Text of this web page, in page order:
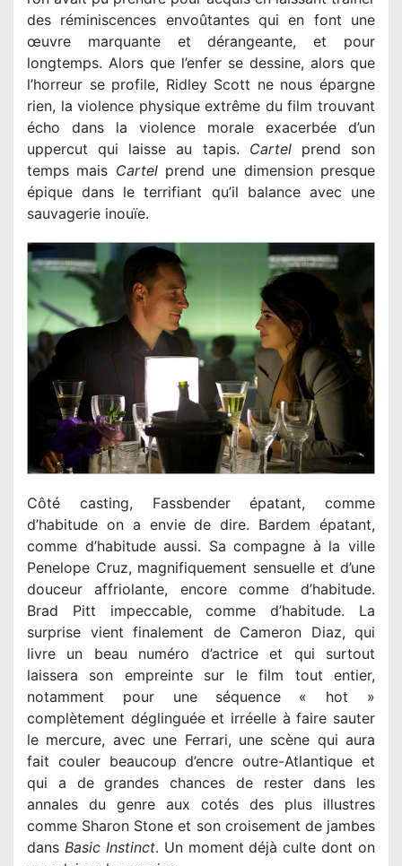
des réminiscences envoûtantes qui en font une
œuvre marquante et dérangeante, et pour
longtemps. Alors que l’enfer se dessine, alors que
l’horreur se profile, Ridley Scott ne nous épargne
rien, la violence physique extrême du film trouvant
écho dans la violence morale exacerbée d’un
uppercut qui laisse au tapis. Cartelprend son
temps mais Cartelprend une dimension presque
épique dans le terrifiant qu’il balance avec une
sauvagerie inouïe.
Côté casting, Fassbender épatant, comme
d’habitude on a envie de dire. Bardem épatant,
comme d’habitude aussi. Sa compagne à la ville
Penelope Cruz, magnifiquement sensuelle et d’une
douceur affriolante, encore comme d’habitude.
Brad Pitt impeccable, comme d’habitude. La
surprise vient finalement de Cameron Diaz, qui
livre un beau numéro d’actrice et qui surtout
laissera son empreinte sur le film tout entier,
notamment pour une séquence « hot »
complètement déglinguée et irréelle à faire sauter
le mercure, avec une Ferrari, une scène qui aura
fait couler beaucoup d’encre outre-Atlantique et
qui a de grandes chances de rester dans les
annales du genre aux cotés des plus illustres
comme Sharon Stone et son croisement de jambes
dans Basic Instinct. Un moment déjà culte dont on